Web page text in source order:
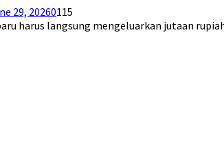
29, 20260115
harus langsung mengeluarkan jutaan